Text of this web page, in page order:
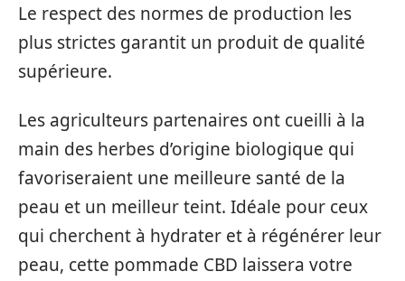
Le respect des normes de production les
plus strictes garantit un produit de qualité
supérieure.
Les agriculteurs partenaires ont cueilli à la
main des herbes d’origine biologique qui
favoriseraient une meilleure santé de la
peau et un meilleur teint. Idéale pour ceux
qui cherchent à hydrater et à régénérer leur
peau, cette pommade CBD laissera votre